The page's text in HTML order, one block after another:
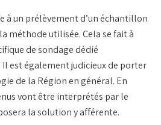
à un prélèvement d’un échantillon
méthode utilisée. Cela se fait à
de sondage dédié
est également judicieux de porter
de la Région en général. En
vont être interprétés par le
la solution y afférente.